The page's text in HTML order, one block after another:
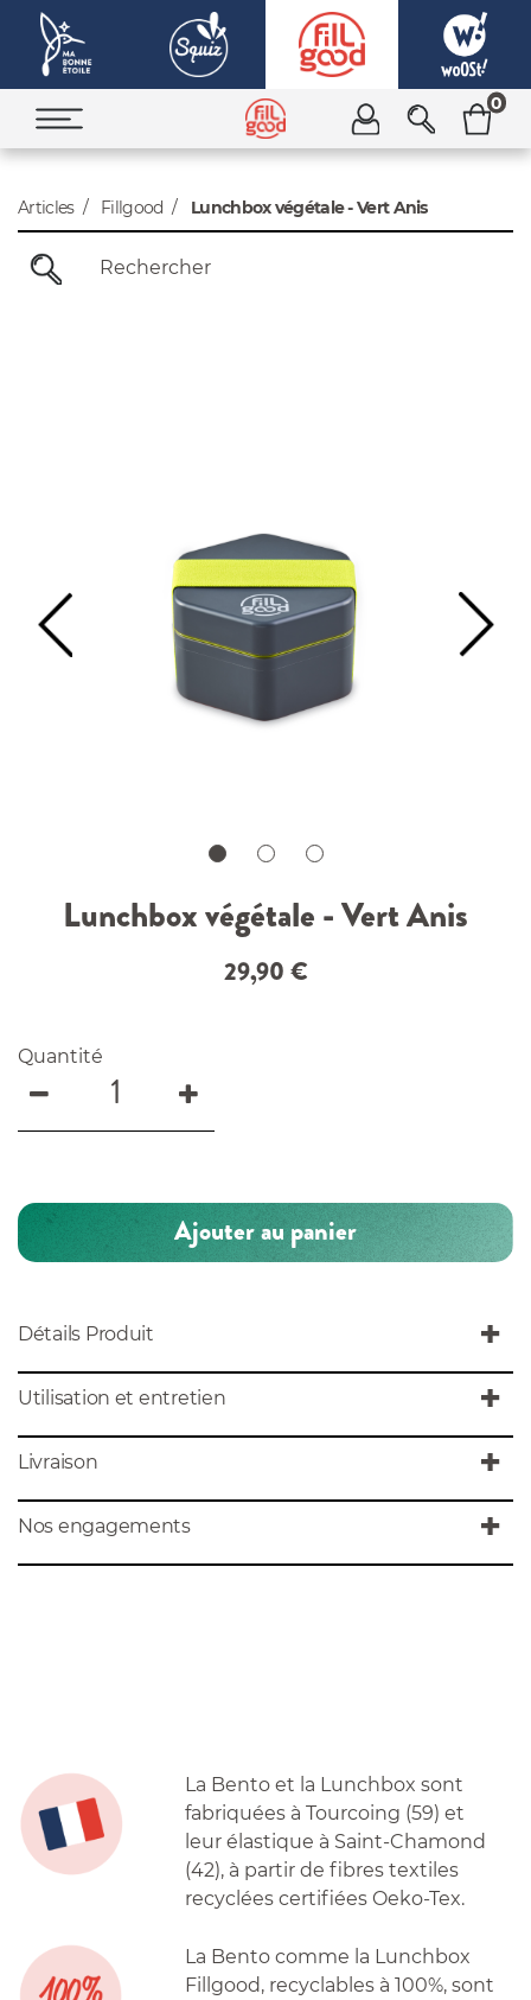
0
Articles Fillgood Lunchbox végétale - Vert Anis
Lunchbox végétale - Vert Anis
29,90 €
Quantité
Ajouter au panier
Détails Produit
Utilisation et entretien
Livraison
Nos engagements
La Bento et la Lunchbox sont
fabriquées à Tourcoing (59) et
leur élastique à Saint-Chamond
(42), à partir de fibres textiles
recyclées certifiées Oeko-Tex.
La Bento comme la Lunchbox
Fillgood, recyclables à 100%, sont